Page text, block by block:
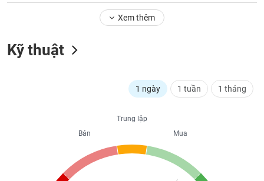
sự
kiện
Xem thêm
Kỹ thuật
1 ngày 1 tuần 1 tháng
Trung lập
Mua
Bán
CÔNG